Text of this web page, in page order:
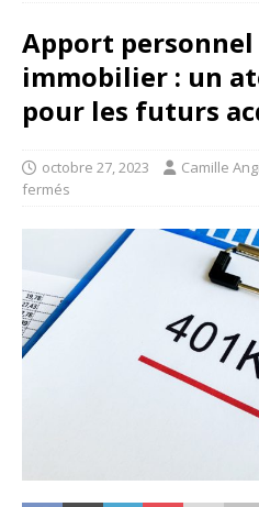
Apport personnel
immobilier : un
pour les futurs
octobre 27, 2023 Camille
fermés